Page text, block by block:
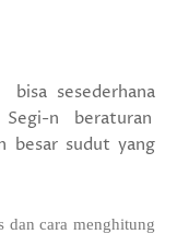
sesederhana
n beraturan
besar sudut yang
dan cara menghitung